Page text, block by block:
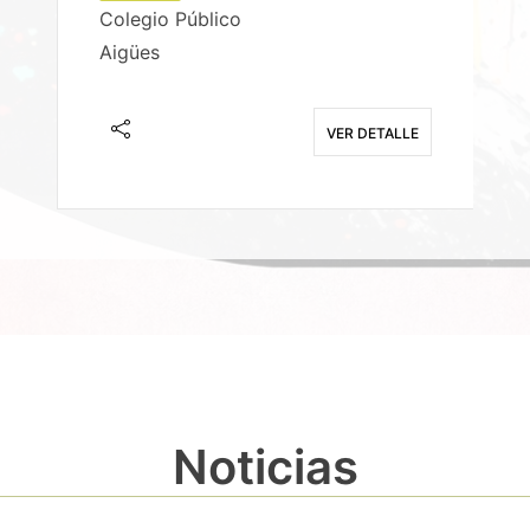
Colegio Público
Aigües
VER DETALLE
Noticias